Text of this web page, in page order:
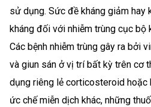
sử dụng. Sức đề kháng giảm hay
kháng đối với nhiễm trùng cục
Các bệnh nhiễm trùng gây ra bởi
và giun sán ở vị trí bất kỳ trên cơ
dụng riêng lẻ corticosteroid hoặc
ức chế miễn dịch khác, những